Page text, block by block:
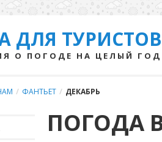
ДЛЯ ТУРИСТОВ
О ПОГОДЕ НА ЦЕЛЫЙ ГОД
/ ФАНТЬЕТ / ДЕКАБРЬ
ПОГОДА